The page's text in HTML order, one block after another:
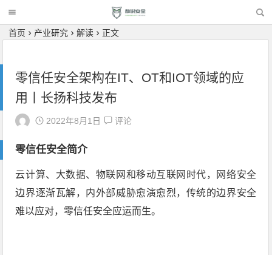
首页 产业研究 解读 正文
零信任安全架构在IT、OT和IOT领域的应
用丨长扬科技发布
2022年8月1日 评论
零信任安全简介
云计算、大数据、物联网和移动互联网时代，网络安全
边界逐渐瓦解，内外部威胁愈演愈烈，传统的边界安全
难以应对，零信任安全应运而生。